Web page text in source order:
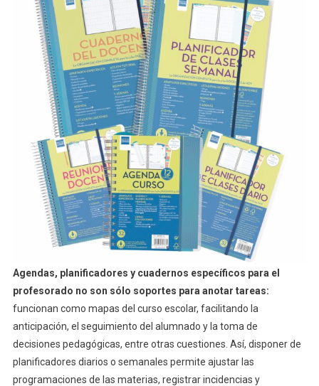
Agendas, planificadores y cuadernos específicos para el
profesorado no son sólo soportes para anotar tareas:
funcionan como mapas del curso escolar, facilitando la
anticipación, el seguimiento del alumnado y la toma de
decisiones pedagógicas, entre otras cuestiones. Así, disponer de
planificadores diarios o semanales permite ajustar las
programaciones de las materias, registrar incidencias y